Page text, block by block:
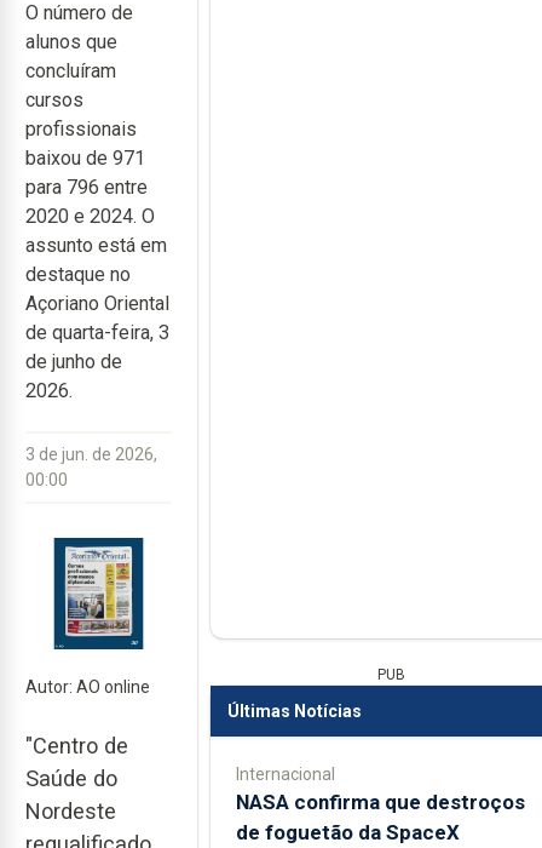
O número de
alunos que
concluíram
cursos
profissionais
baixou de 971
para 796 entre
2020 e 2024. O
assunto está em
destaque no
Açoriano Oriental
de quarta-feira, 3
de junho de
2026.
3 de jun. de 2026,
00:00
Autor: AO online
"Centro de
Saúde do
Nordeste
PUB
Últimas Notícias
Internacional
NASA confirma que destroços
de foguetão da SpaceX